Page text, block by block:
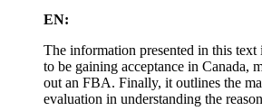
EN:
The information presented in this
to be gaining acceptance in Canada,
out an FBA. Finally, it outlines the
evaluation in understanding the